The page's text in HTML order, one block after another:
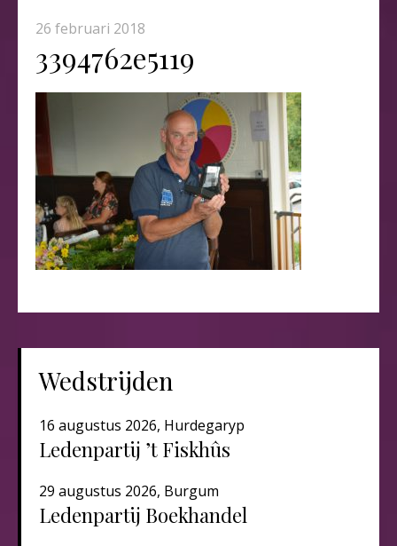
26 februari 2018
3394762e5119
Wedstrijden
16 augustus 2026, Hurdegaryp
Ledenpartij ’t Fiskhûs
29 augustus 2026, Burgum
Ledenpartij Boekhandel